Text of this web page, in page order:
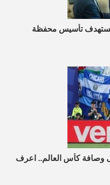
تستهدف تأسيس محفظة
على وصافة كأس العالم.. اعرف